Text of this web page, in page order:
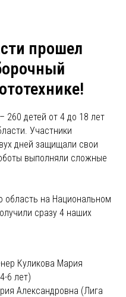
прошел
260 детей от 4 до 18 лет
Участники
дней защищали свои
выполняли сложные
область на Национальном
сразу 4 наших
Куликова Мария
6 лет)
Александровна (Лига